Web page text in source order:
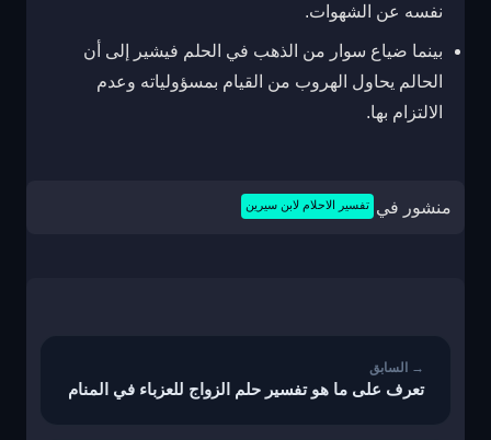
نفسه عن الشهوات.
بينما ضياع سوار من الذهب في الحلم فيشير إلى أن
الحالم يحاول الهروب من القيام بمسؤولياته وعدم
الالتزام بها.
منشور في تفسير الاحلام لابن سيرين
تعرف على ما هو تفسير حلم الزواج للعزباء في المنام